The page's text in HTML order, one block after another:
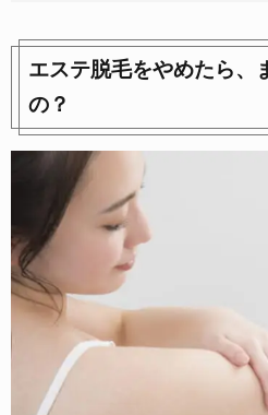
エステ脱毛をやめたら、
の？